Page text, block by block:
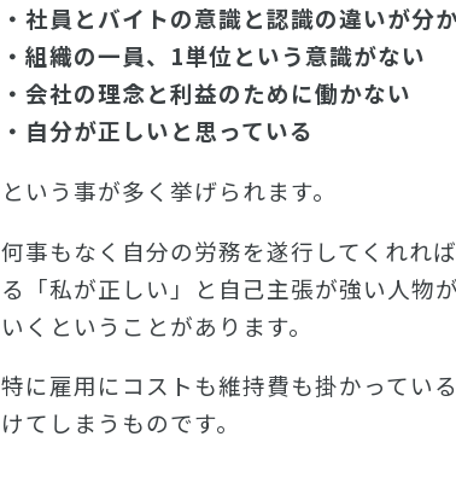
・社員とバイトの意識と認識の違いが分
・組織の一員、1単位という意識がない
・会社の理念と利益のために働かない
・自分が正しいと思っている
という事が多く挙げられます。
何事もなく自分の労務を遂行してくれれ
る「私が正しい」と自己主張が強い人物
いくということがあります。
特に雇用にコストも維持費も掛かってい
けてしまうものです。